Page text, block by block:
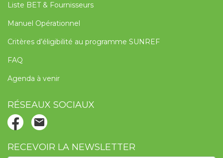
Liste BET & Fournisseurs
Manuel Opérationnel
Critères d’éligibilité au programme SUNREF
FAQ
Agenda à venir
RÉSEAUX SOCIAUX
RECEVOIR LA NEWSLETTER